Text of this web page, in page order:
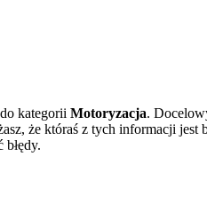
kategorii Motoryzacja.
że któraś z tych informacji jest